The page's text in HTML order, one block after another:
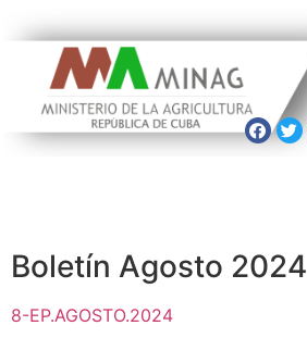
Boletín Agosto 2024
8-EP.AGOSTO.2024